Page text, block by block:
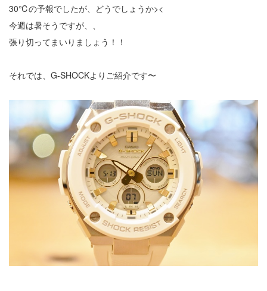
30℃の予報でしたが、どうでしょうか><
今週は暑そうですが、、
張り切ってまいりましょう！！
それでは、G-SHOCKよりご紹介です〜